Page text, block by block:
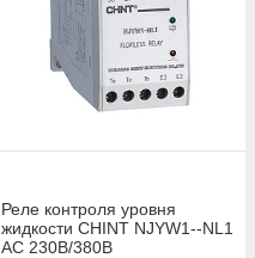
Реле контроля уровня
жидкости CHINT NJYW1--NL1
AC 230В/380В